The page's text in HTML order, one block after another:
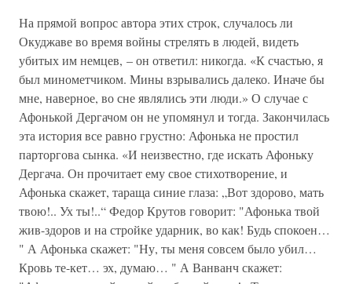
На прямой вопрос автора этих строк, случалось ли
Окуджаве во время войны стрелять в людей, видеть
убитых им немцев, – он ответил: никогда. «К счастью, я
был минометчиком. Мины взрывались далеко. Иначе бы
мне, наверное, во сне являлись эти люди.» О случае с
Афонькой Дергачом он не упомянул и тогда. Закончилась
эта история все равно грустно: Афонька не простил
парторгова сынка. «И неизвестно, где искать Афоньку
Дергача. Он прочитает ему свое стихотворение, и
Афонька скажет, тараща синие глаза: „Вот здорово, мать
твою!.. Ух ты!..“ Федор Крутов говорит: "Афонька твой
жив-здоров и на стройке ударник, во как! Будь спокоен…
" А Афонька скажет: "Ну, ты меня совсем было убил…
Кровь те-кет… эх, думаю… " А Ванванч скажет: